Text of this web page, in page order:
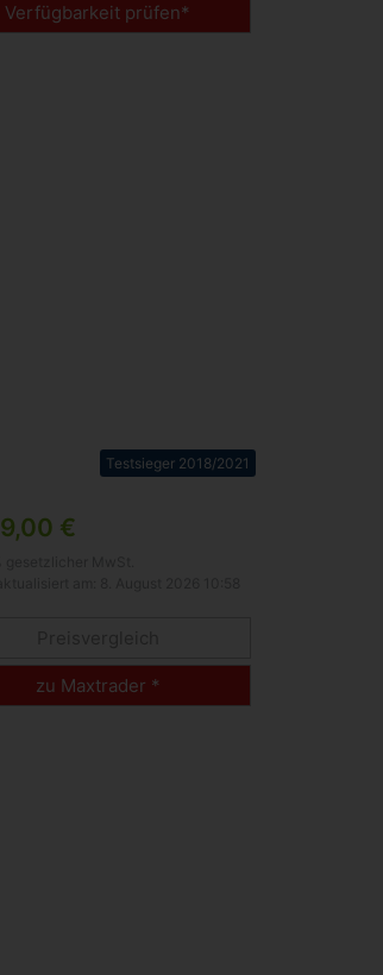
Verfügbarkeit prüfen*
Testsieger 2018/2021
€
zu Maxtrader *